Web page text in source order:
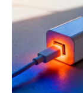
Homeowners:
Triples Your